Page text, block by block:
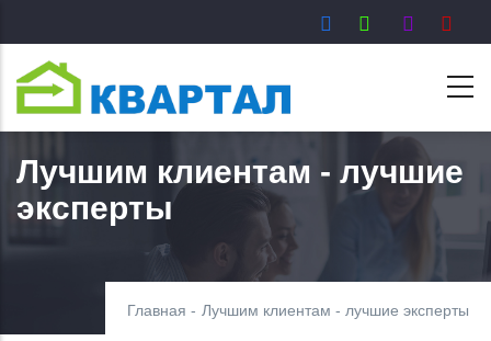
к
основному
содержанию
Лучшим клиентам - лучшие
эксперты
Главная - Лучшим клиентам - лучшие эксперты